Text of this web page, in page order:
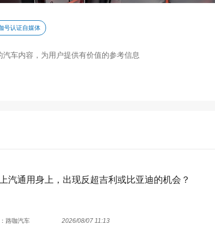
号认证自媒体
车内容，为用户提供有价值的参考信息
汽通用身上，出现反超吉利或比亚迪的机会？
路咖汽车 2026/08/07 11:13